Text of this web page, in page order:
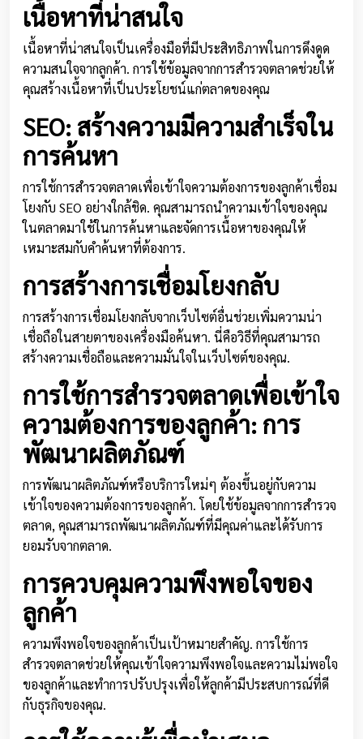
เนื้อหาที่น่าสนใจ
เนื้อหาที่น่าสนใจเป็นเครื่องมือที่มีประสิทธิภาพในการดึงดูด
ความสนใจจากลูกค้า. การใช้ข้อมูลจากการสำรวจตลาดช่วยให้
คุณสร้างเนื้อหาที่เป็นประโยชน์แก่ตลาดของคุณ
SEO: สร้างความมีความสำเร็จใน
การค้นหา
การใช้การสำรวจตลาดเพื่อเข้าใจความต้องการของลูกค้าเชื่อม
โยงกับ SEO อย่างใกล้ชิด. คุณสามารถนำความเข้าใจของคุณ
ในตลาดมาใช้ในการค้นหาและจัดการเนื้อหาของคุณให้
เหมาะสมกับคำค้นหาที่ต้องการ.
การสร้างการเชื่อมโยงกลับ
การสร้างการเชื่อมโยงกลับจากเว็บไซต์อื่นช่วยเพิ่มความน่า
เชื่อถือในสายตาของเครื่องมือค้นหา. นี่คือวิธีที่คุณสามารถ
สร้างความเชื่อถือและความมั่นใจในเว็บไซต์ของคุณ.
การใช้การสำรวจตลาดเพื่อเข้าใจ
ความต้องการของลูกค้า: การ
พัฒนาผลิตภัณฑ์
การพัฒนาผลิตภัณฑ์หรือบริการใหม่ๆ ต้องขึ้นอยู่กับความ
เข้าใจของความต้องการของลูกค้า. โดยใช้ข้อมูลจากการสำรวจ
ตลาด, คุณสามารถพัฒนาผลิตภัณฑ์ที่มีคุณค่าและได้รับการ
ยอมรับจากตลาด.
การควบคุมความพึงพอใจของ
ลูกค้า
ความพึงพอใจของลูกค้าเป็นเป้าหมายสำคัญ. การใช้การ
สำรวจตลาดช่วยให้คุณเข้าใจความพึงพอใจและความไม่พอใจ
ของลูกค้าและทำการปรับปรุงเพื่อให้ลูกค้ามีประสบการณ์ที่ดี
กับธุรกิจของคุณ.